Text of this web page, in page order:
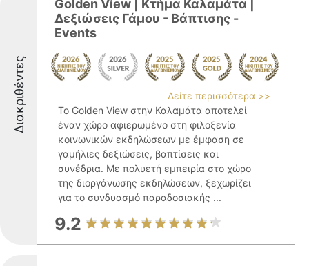
Διακριθέντες
Golden View | Κτήμα Καλαμάτα |
Δεξιώσεις Γάμου - Βάπτισης -
Events
Δείτε περισσότερα >>
Το Golden View στην Καλαμάτα αποτελεί
έναν χώρο αφιερωμένο στη φιλοξενία
κοινωνικών εκδηλώσεων με έμφαση σε
γαμήλιες δεξιώσεις, βαπτίσεις και
συνέδρια. Με πολυετή εμπειρία στο χώρο
της διοργάνωσης εκδηλώσεων, ξεχωρίζει
για το συνδυασμό παραδοσιακής ...
9.2